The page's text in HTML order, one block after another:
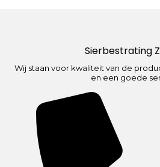
Sierbestrating
Wij staan voor kwaliteit van de
en een goede